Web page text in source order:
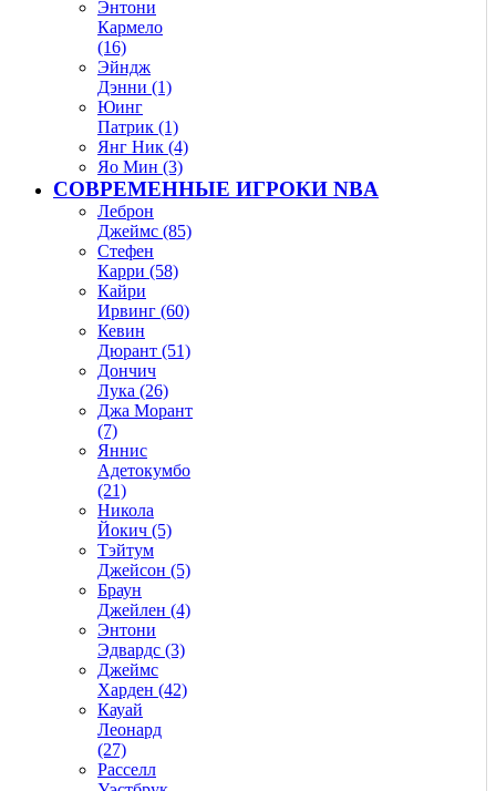
Энтони
Кармело
(16)
Эйндж
Дэнни (1)
Юинг
Патрик (1)
Янг Ник (4)
Яо Мин (3)
СОВРЕМЕННЫЕ ИГРОКИ NBA
Леброн
Джеймс (85)
Стефен
Карри (58)
Кайри
Ирвинг (60)
Кевин
Дюрант (51)
Дончич
Лука (26)
Джа Морант
(7)
Яннис
Адетокумбо
(21)
Никола
Йокич (5)
Тэйтум
Джейсон (5)
Браун
Джейлен (4)
Энтони
Эдвардс (3)
Джеймс
Харден (42)
Кауай
Леонард
(27)
Расселл